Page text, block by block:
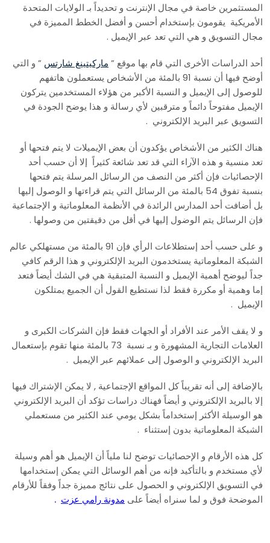
المستثمرين خاصة في مجال الإنترنت و تحديداً بـ الولايات المتحدة
الأمريكية يقومون بإستخدام أحسن و أفضل الخطط المميزة في
مجال التسويق و هي التي تعد عبر الإيميل .
أحد الدراسات الأخرى التي قام بها موقع ” ماركيتينغ شارتس ” و التي
أوضح فيها أن نسبة 91 بالمئة من الأشخاص يستعملون هاتفهم
للوصول إلى الإيميل و النسبة الأكبر من هؤلاء المستخدمين يتركون
الإيميل مفتوحاً دائماً و مترقبين لأي رسالة و هذا يوضح الجودة في
التسويق عبر البريد الإلكتروني .
هناك الكثير من الأشخاص يؤكدون أن بعض الإيميلات لا يتم فتحها أو
تعد منسية و هذه الآراء التي قد تعد شائعة كثيراً إلا أن حسب أحد
الإحصائيات فإن أكثر من النصف من الرسائل المرسلة يتم فتحها
بنسبة تفوق 54 بالمئة من الرسائل التي يتم قراءتها و الوصول إليها
بل أضافت أحد المدارس الرائدة في الأنظمة المعلوماتية و الإجتماعية
فإن الرسائل يتم الوضول إليها في أقل من دقيقتين من وصولها .
و على حسب أحد إستطلاعات الرأي فإن 91 بالمئة من مستهلكي عالم
الشبكة المعلوماتية يستخدمون البريد الإلكتروني و هذا الرقم كافي
جداً ليوضح أهمية الإيميل و النسبة المتبقية هي في الشك أيضاً فتعد
إما وهمية أو مكررة فقط لذا نستطيع القول أن الجميع يمتلكون
الإيميل .
و لا يقف الأمر عند الأفراد أو الجهات فقط فإن الشركات الكبرى و
العلامات التجارية المشهورة و بـ نسبة 73 بالمئة منها تقوم بإستعمال
البريد الإلكتروني و الوصول إلى عملائهم عبر الإيميل .
بالإضافة إلى أنه تقريباً كل المواقع الإجتماعية , لا يمكن الإشتراك فيها
إلا بالبريد الإلكتروني و أيضاً فهناك دراسات تؤكد أن البريد الإلكتروني
هو الوسيلة الأكثر إستخداماً بشكل يومي عند الكثير من مستعملي
الشبكة المعلوماتية بدون إستثناء .
كل هذه الأرقام و الإحصائيات توضح لنا ملياً أن الإيميل هو أهم وسيلة
لأي مستخدم و بالتأكيد فإنه من أهم الوسائل التي يمكن إستخدامها
في التسويق الإلكتروني و الحصول على نتائج مميزة جداً وفقاً للأرقام
الموضحة فوق و لما سنراه أيضاً على مدونة رامي عزت .